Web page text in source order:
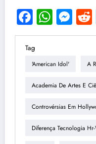
Facebook
Tag
'American Idol' A
Academia De Artes E
Controvérsias Em
Diferença Tecnologia